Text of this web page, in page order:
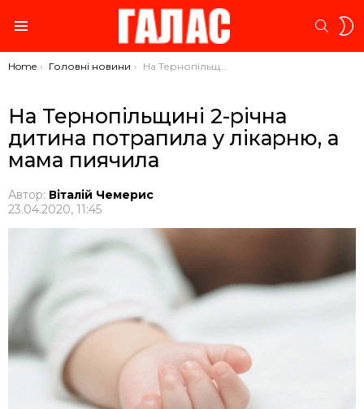
You are here:
Home Головні новини На Тернопільщині 2-річна дитина потрапила у лікарню, а мама пиячила
На Тернопільщині 2-річна
дитина потрапила у лікарню, а
мама пиячила
Автор: Віталій Чемерис
23.04.2020, 11:45